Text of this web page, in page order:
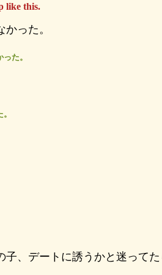
like this.
った。
た。
、デートに誘うかと迷ってた